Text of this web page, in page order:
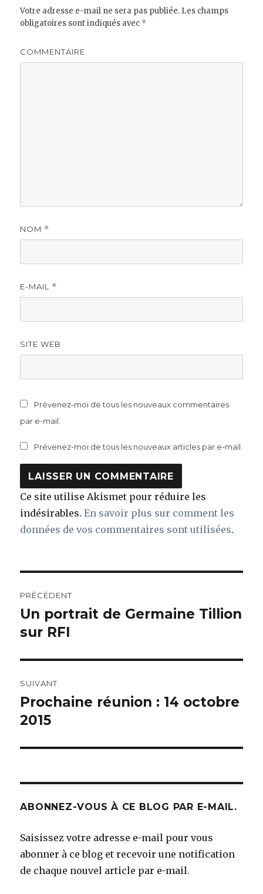
Votre adresse e-mail ne sera pas publiée. Les champs
obligatoires sont indiqués avec *
COMMENTAIRE
NOM *
E-MAIL *
SITE WEB
Prévenez-moi de tous les nouveaux commentaires
par e-mail.
Prévenez-moi de tous les nouveaux articles par e-mail.
Ce site utilise Akismet pour réduire les
indésirables.En savoir plus sur comment les
données de vos commentaires sont utilisées.
de
l’article
PRÉCÉDENT
Article
précédent :
Un portrait de Germaine Tillion
sur RFI
SUIVANT
Article
suivant :
Prochaine réunion : 14 octobre
2015
ABONNEZ-VOUS À CE BLOG PAR E-MAIL.
Saisissez votre adresse e-mail pour vous
abonner à ce blog et recevoir une notification
de chaque nouvel article par e-mail.